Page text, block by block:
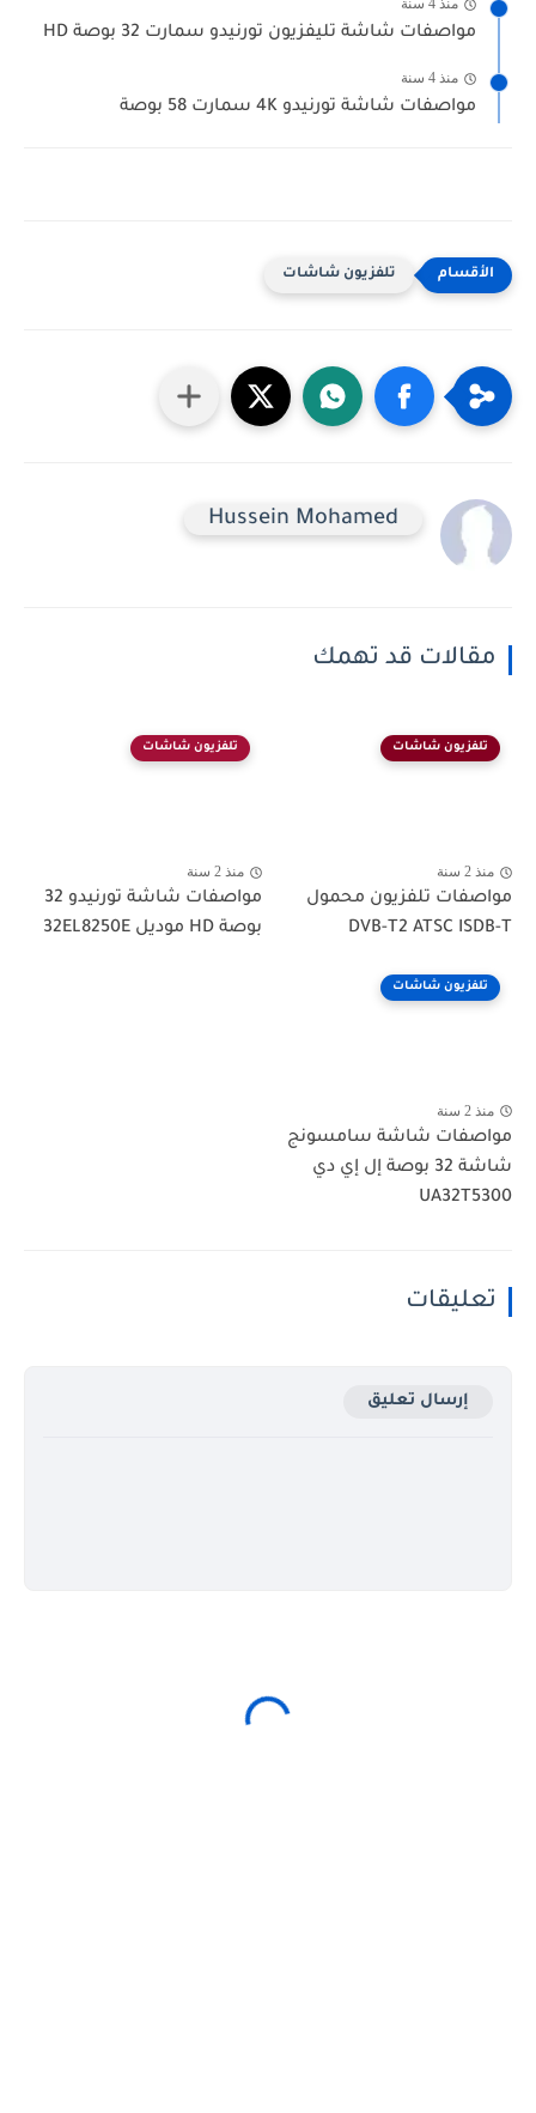
منذ 4 سنة
مواصفات شاشة تليفزيون تورنيدو سمارت 32 بوصة HD
منذ 4 سنة
مواصفات شاشة تورنيدو 4K سمارت 58 بوصة
تلفزيون شاشات
Hussein Mohamed
مقالات قد تهمك
تلفزيون شاشات
منذ 2 سنة
مواصفات تلفزيون محمول
DVB-T2 ATSC ISDB-T
تلفزيون شاشات
منذ 2 سنة
مواصفات شاشة تورنيدو 32
بوصة HD موديل 32EL8250E
تلفزيون شاشات
منذ 2 سنة
مواصفات شاشة سامسونج
شاشة 32 بوصة إل إي دي
UA32T5300
تعليقات
إرسال تعليق